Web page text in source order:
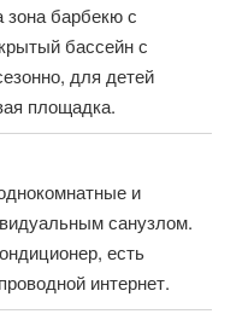
зона барбекю с
бассейн с
для детей
площадка.
и
санузлом.
есть
интернет.